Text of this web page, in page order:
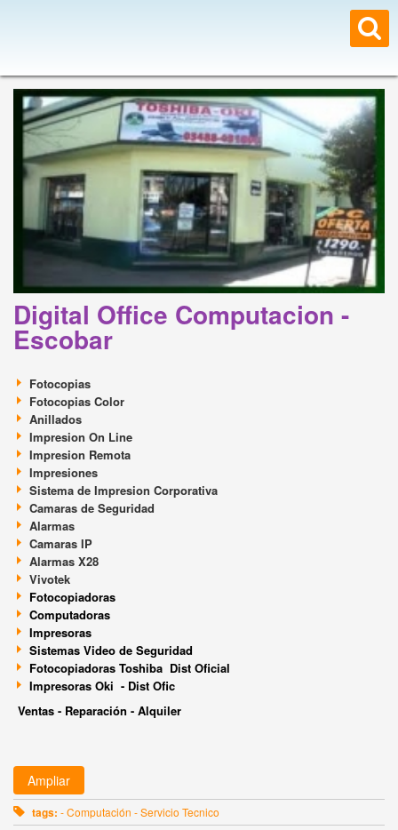
Digital Office Computacion -
Escobar
Fotocopias
Fotocopias Color
Anillados
Impresion On Line
Impresion Remota
Impresiones
Sistema de Impresion Corporativa
Camaras de Seguridad
Alarmas
Camaras IP
Alarmas X28
Vivotek
Fotocopiadoras
Computadoras
Impresoras
Sistemas Video de Seguridad
Fotocopiadoras Toshiba Dist Oficial
Impresoras Oki - Dist Ofic
Ventas - Reparación - Alquiler
Ampliar
tags: - Computación - Servicio Tecnico